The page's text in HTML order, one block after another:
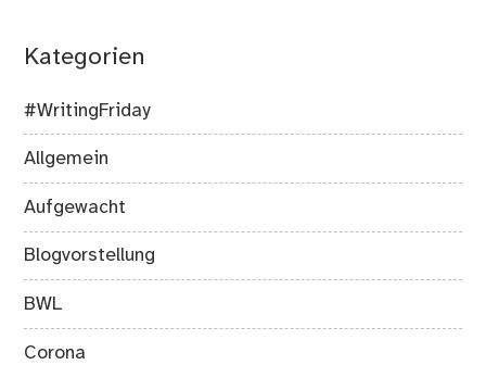
Kategorien
#WritingFriday
Allgemein
Aufgewacht
Blogvorstellung
BWL
Corona